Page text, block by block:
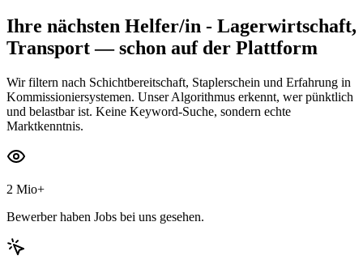
Ihre nächsten Helfer/in - Lagerwirtschaft,
Transport— schon auf der Plattform
Wir filtern nach Schichtbereitschaft, Staplerschein und Erfahrung in
Kommissioniersystemen. Unser Algorithmus erkennt, wer pünktlich
und belastbar ist. Keine Keyword-Suche, sondern echte
Marktkenntnis.
2 Mio+
Bewerber haben Jobs bei uns gesehen.